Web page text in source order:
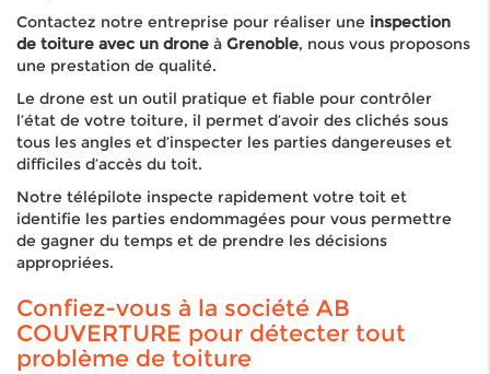
Contactez notre entreprise pour réaliser une inspection
de toiture avec un drone à Grenoble, nous vous proposons
une prestation de qualité.
Le drone est un outil pratique et fiable pour contrôler
l’état de votre toiture, il permet d’avoir des clichés sous
tous les angles et d’inspecter les parties dangereuses et
difficiles d’accès du toit.
Notre télépilote inspecte rapidement votre toit et
identifie les parties endommagées pour vous permettre
de gagner du temps et de prendre les décisions
appropriées.
Confiez-vous à la société AB
COUVERTURE pour détecter tout
problème de toiture